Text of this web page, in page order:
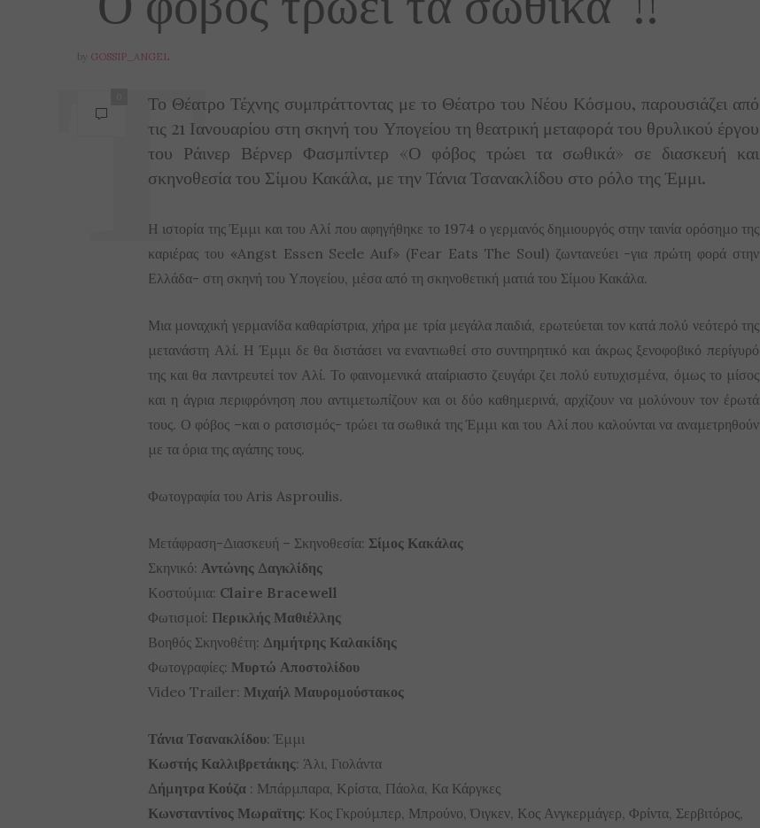
by GOSSIP_ANGEL
Το Θέατρο Τέχνης συμπράττοντας με το Θέατρο του Νέου Κόσμου, παρουσιάζει από
τις 21 Ιανουαρίου στη σκηνή του Υπογείου τη θεατρική μεταφορά του θρυλικού έργου
του Ράινερ Βέρνερ Φασμπίντερ «Ο φόβος τρώει τα σωθικά» σε διασκευή και
σκηνοθεσία του Σίμου Κακάλα, με την Τάνια Τσανακλίδου στο ρόλο της Έμμι.
Η ιστορία της Έμμι και του Αλί που αφηγήθηκε το 1974 ο γερμανός δημιουργός στην ταινία ορόσημο της
καριέρας του «Angst Essen Seele Auf» (Fear Eats The Soul) ζωντανεύει -για πρώτη φορά στην
Ελλάδα- στη σκηνή του Υπογείου, μέσα από τη σκηνοθετική ματιά του Σίμου Κακάλα.
Μια μοναχική γερμανίδα καθαρίστρια, χήρα με τρία μεγάλα παιδιά, ερωτεύεται τον κατά πολύ νεότερό της
μετανάστη Αλί. Η Έμμι δε θα διστάσει να εναντιωθεί στο συντηρητικό και άκρως ξενοφοβικό περίγυρό
της και θα παντρευτεί τον Αλί. Το φαινομενικά αταίριαστο ζευγάρι ζει πολύ ευτυχισμένα, όμως το μίσος
και η άγρια περιφρόνηση που αντιμετωπίζουν και οι δύο καθημερινά, αρχίζουν να μολύνουν τον έρωτά
τους. Ο φόβος –και ο ρατσισμός- τρώει τα σωθικά της Έμμι και του Αλί που καλούνται να αναμετρηθούν
με τα όρια της αγάπης τους.
Φωτογραφία του Aris Asproulis.
Μετάφραση-Διασκευή – Σκηνοθεσία: Σίμος Κακάλας
Σκηνικό: Αντώνης Δαγκλίδης
Κοστούμια: Claire Bracewell
Φωτισμοί: Περικλής Μαθιέλλης
Βοηθός Σκηνοθέτη: Δημήτρης Καλακίδης
Φωτογραφίες: Μυρτώ Αποστολίδου
Video Trailer: Μιχαήλ Μαυρομούστακος
Τάνια Τσανακλίδου: Έμμι
Κωστής Καλλιβρετάκης: Άλι, Γιολάντα
Δήμητρα Κούζα : Μπάρμπαρα, Κρίστα, Πάολα, Κα Κάργκες
Κωνσταντίνος Μωραϊτης: Κος Γκρούμπερ, Μπρούνο, Όιγκεν, Κος Ανγκερμάγερ, Φρίντα, Σερβιτόρος,